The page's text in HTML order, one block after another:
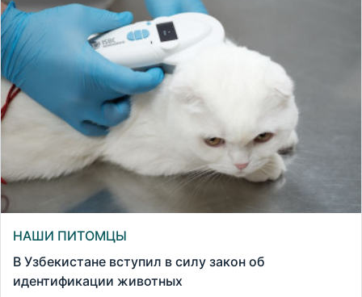
НАШИ ПИТОМЦЫ
В Узбекистане вступил в силу закон об
идентификации животных